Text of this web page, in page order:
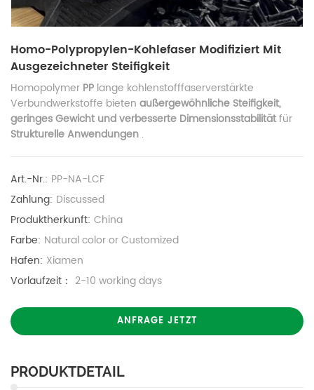
Homo-Polypropylen-Kohlefaser Modifiziert Mit
Ausgezeichneter Steifigkeit
Homopolymer PP lange kohlenstofffaserverstärkte
Verbundwerkstoffe bieten außergewöhnliche Steifigkeit,
geringes Gewicht und verbesserte Dimensionsstabilitätfür
Strukturelle Anwendungen .
Art.-Nr.: PP-NA-LCF
Zahlung: Discussed
Produktherkunft: China
Farbe: Natural color or Customized
Hafen: Xiamen
Vorlaufzeit： 2-10 working days
ANFRAGE JETZT
PRODUKTDETAIL